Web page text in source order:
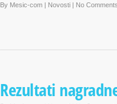
By Mesic-com | Novosti | No
Rezultati